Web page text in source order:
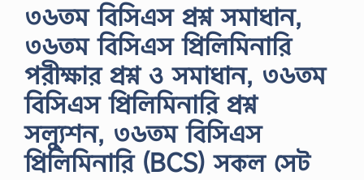
৩৬তম বিসিএস প্রশ্ন সমাধান,
৩৬তম বিসিএস প্রিলিমিনারি
পরীক্ষার প্রশ্ন ও সমাধান, ৩৬তম
বিসিএস প্রিলিমিনারি প্রশ্ন
সল্যুশন, ৩৬তম বিসিএস
প্রিলিমিনারি (BCS) সকল সেট